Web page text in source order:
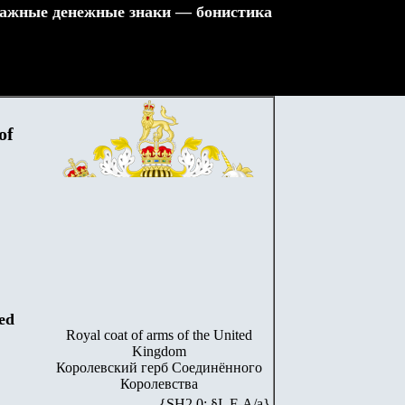
денежные знаки — бонистика
Royal coat of arms of the United
Kingdom
Королевский герб Соединённого
Королевства